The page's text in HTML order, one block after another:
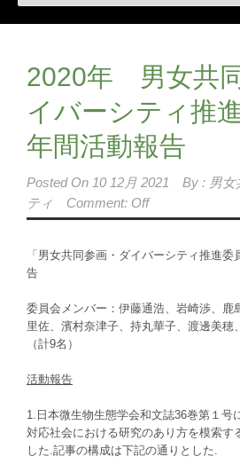
2020年 男女共
イバーシティ推
年間活動報告
Posted On 10 12月 2021 By : 男女
ティ
Comment: Off
「男女共同参画・ダイバーシティ推進
告
委員会メンバー：伊藤通浩、岩崎渉、鹿
里佐、濱村奈津子、持丸華子、渡邊美穂
（計9名）
活動報告
1.日本微生物生態学会和文誌36巻第１号
対応社会における研究のあり方を模索す
した.記事の構成は下記の通りとした.